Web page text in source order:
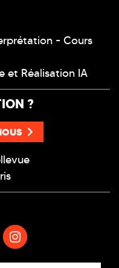
- Cours
et Réalisation IA
?